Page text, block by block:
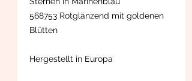
568753 Rotglänzend mit goldenen
Blütten
Hergestellt in Europa